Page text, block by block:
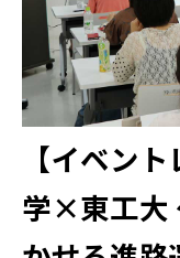
【イベン
学×東工大